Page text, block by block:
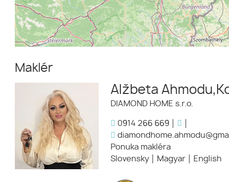
Maklér
Alžbeta
DIAMOND HOME s.r.o.
0914 266 669
Ponuka makléra
Slovensky
Magyar English